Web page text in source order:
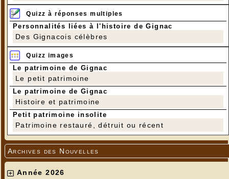
Quizz à réponses multiples
Personnalités liées à l'histoire de Gignac
Des Gignacois célèbres
Quizz images
Le patrimoine de Gignac
Le petit patrimoine
Le patrimoine de Gignac
Histoire et patrimoine
Petit patrimoine insolite
Patrimoine restauré, détruit ou récent
Archives des Nouvelles
Année 2026